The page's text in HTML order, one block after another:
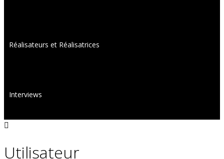
Réalisateurs et Réalisatrices
Interviews
Utilisateur